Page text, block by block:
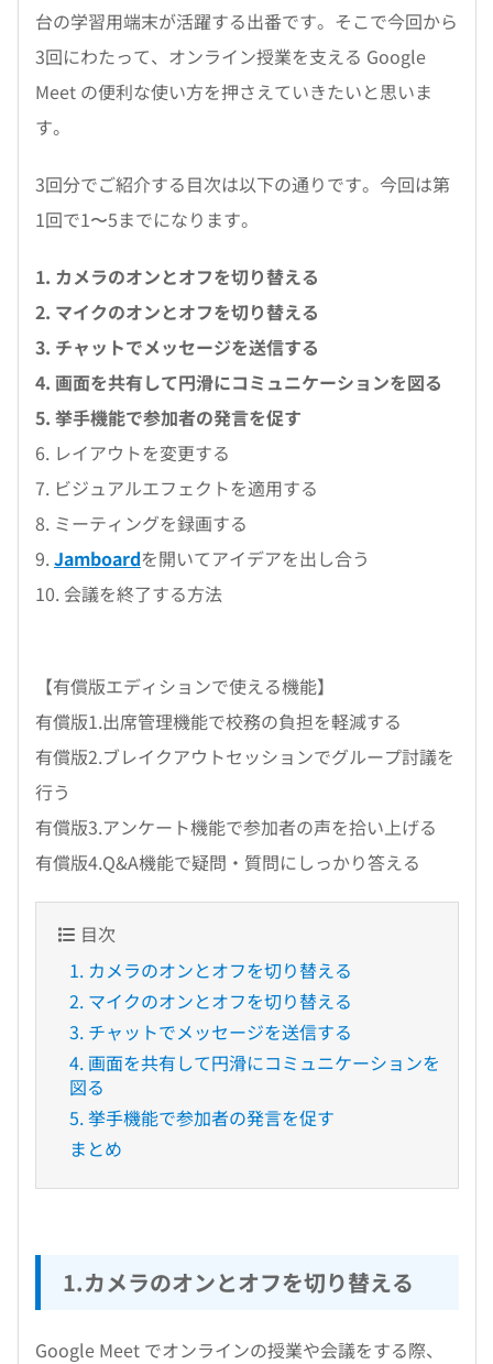
台の学習用端末が活躍する出番です。そこで今回から
3回にわたって、オンライン授業を支える Google
Meet の便利な使い方を押さえていきたいと思いま
す。
3回分でご紹介する目次は以下の通りです。今回は第
1回で1〜5までになります。
1. カメラのオンとオフを切り替える
2. マイクのオンとオフを切り替える
3. チャットでメッセージを送信する
4. 画面を共有して円滑にコミュニケーションを図る
5. 挙手機能で参加者の発言を促す
6. レイアウトを変更する
7. ビジュアルエフェクトを適用する
8. ミーティングを録画する
9.Jamboardを開いてアイデアを出し合う
10. 会議を終了する方法
【有償版エディションで使える機能】
有償版1.出席管理機能で校務の負担を軽減する
有償版2.ブレイクアウトセッションでグループ討議を
行う
有償版3.アンケート機能で参加者の声を拾い上げる
有償版4.Q&A機能で疑問・質問にしっかり答える
目次
1. カメラのオンとオフを切り替える
2. マイクのオンとオフを切り替える
3. チャットでメッセージを送信する
4. 画面を共有して円滑にコミュニケーションを
図る
5. 挙手機能で参加者の発言を促す
まとめ
1.カメラのオンとオフを切り替える
Google Meet でオンラインの授業や会議をする際、